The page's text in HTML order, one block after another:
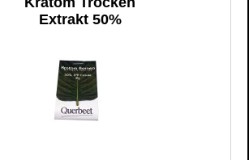
Extrakt 50%